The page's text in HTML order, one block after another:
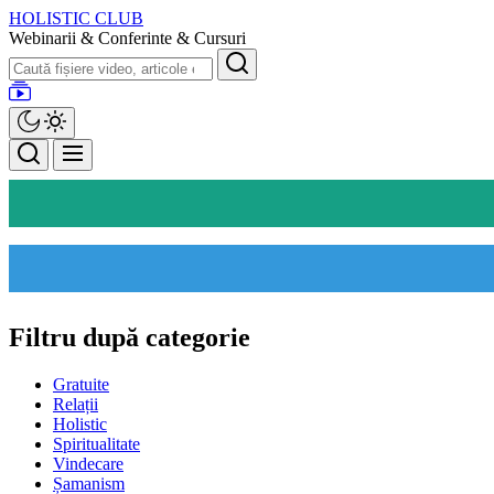
Skip
to
the
content
HOLISTIC CLUB
Webinarii & Conferinte & Cursuri
Search
Filtru după categorie
Gratuite
Relații
Holistic
Spiritualitate
Vindecare
Șamanism